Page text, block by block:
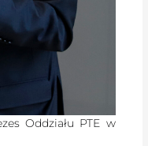
Oddziału PTE w